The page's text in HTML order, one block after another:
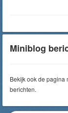
Miniblog
Bekijk ook de pagina
berichten.